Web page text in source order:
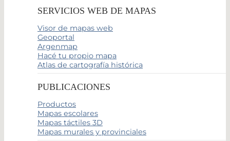
SERVICIOS WEB DE MAPAS
Visor de mapas web
Geoportal
Argenmap
Hacé tu propio mapa
Atlas de cartografía histórica
PUBLICACIONES
Productos
Mapas escolares
Mapas táctiles 3D
Mapas murales y provinciales